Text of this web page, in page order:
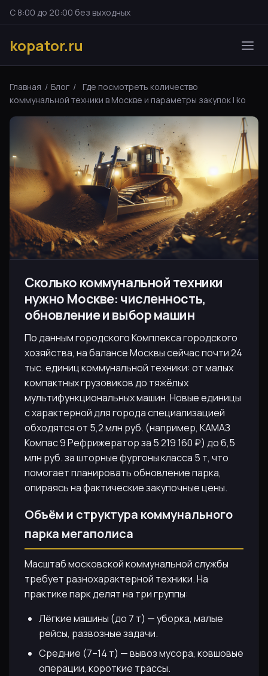
С 8:00 до 20:00 без выходных
kopator.ru
Главная / Блог /
Где посмотреть количество
коммунальной техники в Москве и параметры закупок | ko
Сколько коммунальной техники
нужно Москве: численность,
обновление и выбор машин
По данным городского Комплекса городского
хозяйства, на балансе Москвы сейчас почти 24
тыс. единиц коммунальной техники: от малых
компактных грузовиков до тяжёлых
мультифункциональных машин. Новые единицы
с характерной для города специализацией
обходятся от 5,2 млн руб. (например, КАМАЗ
Компас 9 Рефрижератор за 5 219 160 ₽) до 6,5
млн руб. за шторные фургоны класса 5 т, что
помогает планировать обновление парка,
опираясь на фактические закупочные цены.
Объём и структура коммунального
парка мегаполиса
Масштаб московской коммунальной службы
требует разнохарактерной техники. На
практике парк делят на три группы:
Лёгкие машины (до 7 т) — уборка, малые
рейсы, развозные задачи.
Средние (7–14 т) — вывоз мусора, ковшовые
операции, короткие трассы.